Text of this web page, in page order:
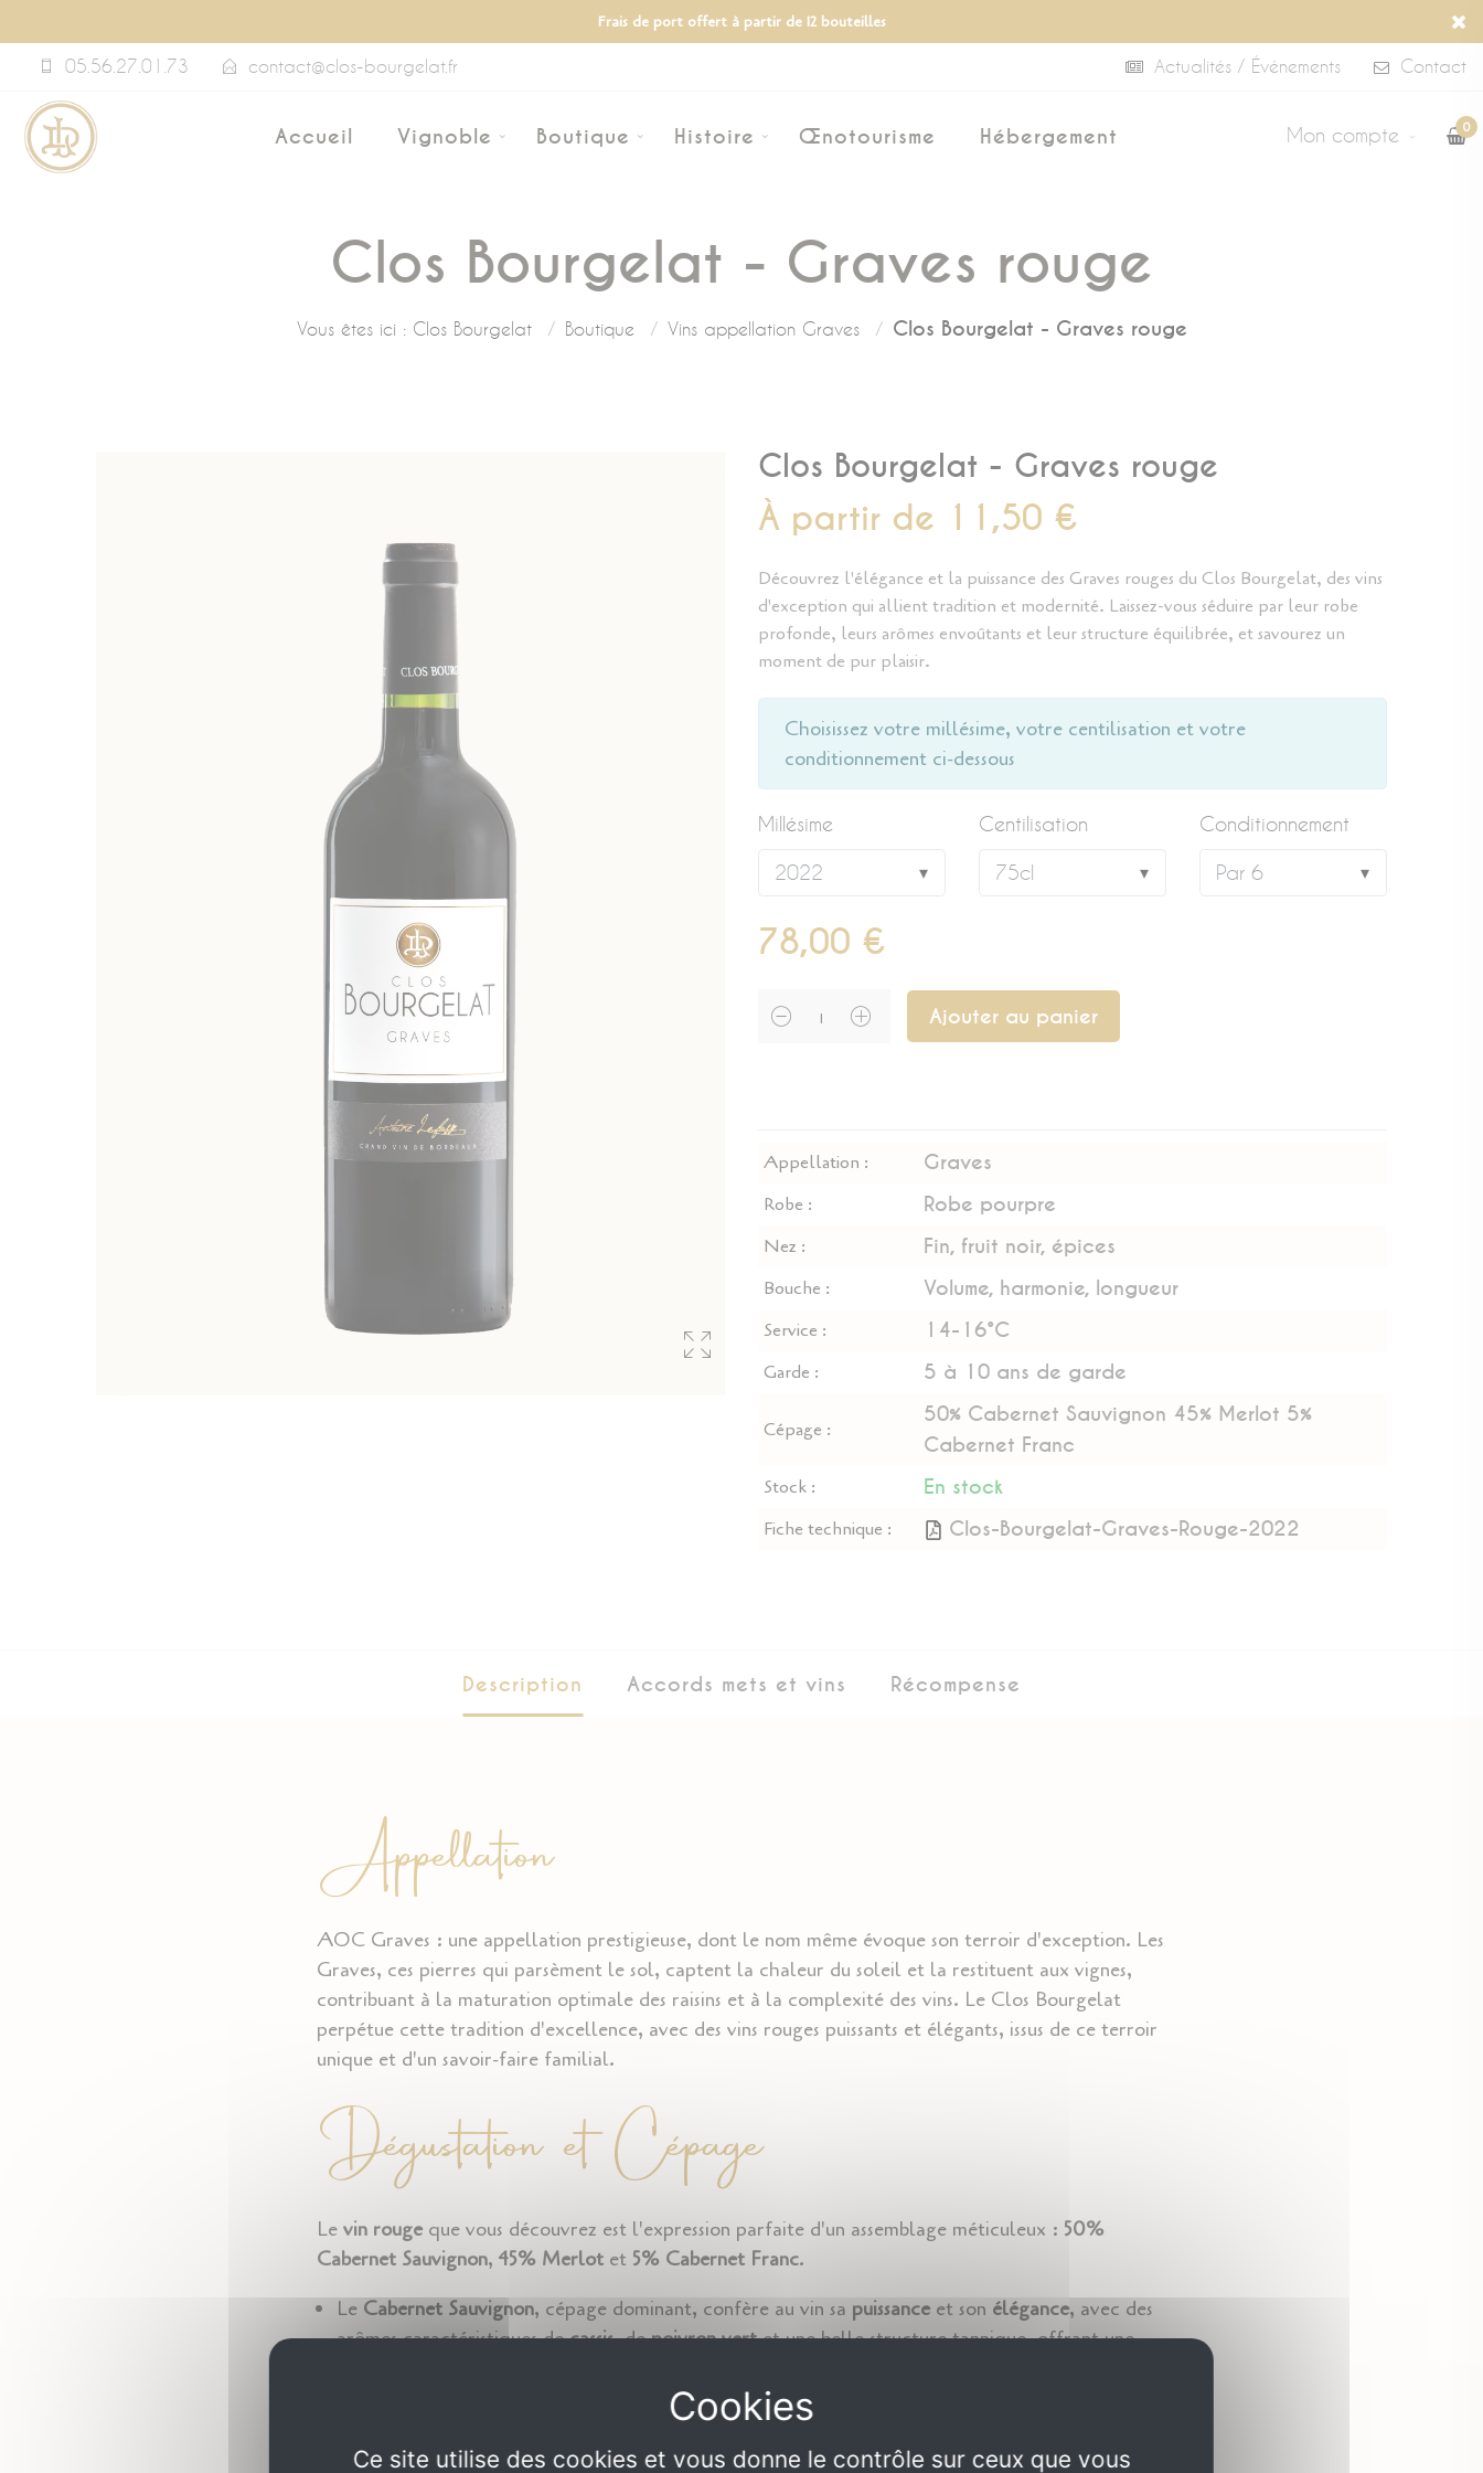
Frais de port offert à partir de 12 bouteilles
05.56.27.01.73 contact@clos-bourgelat.fr Actualités / Événements Contact
Accueil Vignoble Boutique Histoire Œnotourisme Hébergement Mon compte 0
Clos Bourgelat - Graves rouge
Vous êtes ici : Clos Bourgelat Boutique Vins appellation Graves Clos Bourgelat - Graves rouge
Clos Bourgelat - Graves rouge
À partir de 11,50 €
Découvrez l'élégance et la puissance des Graves rouges du Clos Bourgelat, des vins
d'exception qui allient tradition et modernité. Laissez-vous séduire par leur robe
profonde, leurs arômes envoûtants et leur structure équilibrée, et savourez un
moment de pur plaisir.
Choisissez votre millésime, votre centilisation et votre
conditionnement ci-dessous
Millésime Centilisation Conditionnement
78,00 €
Ajouter au panier
Appellation : Graves
Robe : Robe pourpre
Nez : Fin, fruit noir, épices
Bouche : Volume, harmonie, longueur
Service : 14-16°C
Garde : 5 à 10 ans de garde
Cépage :
50% Cabernet Sauvignon 45% Merlot 5%
Cabernet Franc
Stock : En stock
Fiche technique : Clos-Bourgelat-Graves-Rouge-2022
Description Accords mets et vins Récompense
Appellation
AOC Graves : une appellation prestigieuse, dont le nom même évoque son terroir d'exception. Les
Graves, ces pierres qui parsèment le sol, captent la chaleur du soleil et la restituent aux vignes,
contribuant à la maturation optimale des raisins et à la complexité des vins. Le Clos Bourgelat
perpétue cette tradition d'excellence, avec des vins rouges puissants et élégants, issus de ce terroir
unique et d'un savoir-faire familial.
Dégustation et Cépage
Le vin rouge que vous découvrez est l'expression parfaite d'un assemblage méticuleux : 50%
Cabernet Sauvignon, 45% Merlot et 5% Cabernet Franc.
Le Cabernet Sauvignon, cépage dominant, confère au vin sa puissance et son élégance, avec des
arômes caractéristiques decassis, depoivron vertet une belle structure tannique, offrant une
, plus fruité et rond, équilibre l'assemblage avec ses arômes de
comme laceriseet laframboise, tout en apportant unetexture soyeuseet unesouplessequi
Ce site utilise des cookies et vous donne le contrôle sur ceux que vous